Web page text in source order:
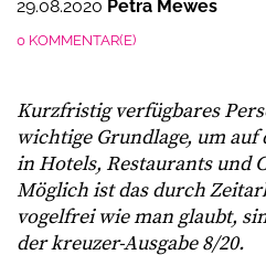
29.08.2020 Petra Mewes
0 KOMMENTAR(E)
Kurzfristig verfügbares
wichtige Grundlage, um
in Hotels, Restaurants und
Möglich ist das durch
vogelfrei wie man glaubt,
der kreuzer-Ausgabe 8/20.